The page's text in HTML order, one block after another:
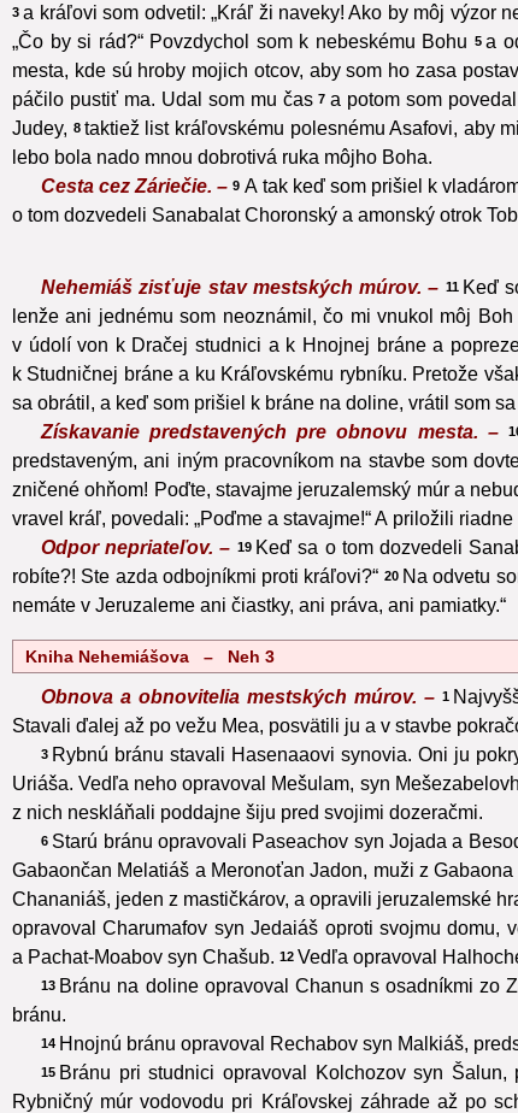
3 a kráľovi som odvetil: „Kráľ ži naveky! Ako by môj výzor
„Čo by si rád?“ Povzdychol som k nebeskému Bohu 5 a
mesta, kde sú hroby mojich otcov, aby som ho zasa
páčilo pustiť ma. Udal som mu čas 7 a potom som
Judey, 8 taktiež list kráľovskému polesnému Asafovi, aby
lebo bola nado mnou dobrotivá ruka môjho Boha.
Cesta cez Záriečie. –9 A tak keď som prišiel k
o tom dozvedeli Sanabalat Choronský a amonský otrok
Nehemiáš zisťuje stav mestských múrov. – 11 Keď
lenže ani jednému som neoznámil, čo mi vnukol môj
v údolí von k Dračej studnici a k Hnojnej bráne a
k Studničnej bráne a ku Kráľovskému rybníku. Pretože
sa obrátil, a keď som prišiel k bráne na doline, vrátil som sa
Získavanie predstavených pre obnovu mesta. –
predstaveným, ani iným pracovníkom na stavbe som
zničené ohňom! Poďte, stavajme jeruzalemský múr a
vravel kráľ, povedali: „Poďme a stavajme!“ A priložili
Odpor nepriateľov. – 19 Keď sa o tom dozvedeli
robíte?! Ste azda odbojníkmi proti kráľovi?“ 20 Na odvetu
nemáte v Jeruzaleme ani čiastky, ani práva, ani pamiatky.“
Kniha Nehemiášova – Neh 3
Obnova a obnovitelia mestských múrov. – 1
Stavali ďalej až po vežu Mea, posvätili ju a v stavbe
3 Rybnú bránu stavali Hasenaaovi synovia. Oni ju
Uriáša. Vedľa neho opravoval Mešulam, syn
z nich neskláňali poddajne šiju pred svojimi dozeračmi.
6 Starú bránu opravovali Paseachov syn Jojada a
Gabaončan Melatiáš a Meronoťan Jadon, muži z
Chananiáš, jeden z mastičkárov, a opravili jeruzalemské
opravoval Charumafov syn Jedaiáš oproti svojmu domu,
a Pachat-Moabov syn Chašub. 12 Vedľa opravoval
13 Bránu na doline opravoval Chanun s osadníkmi zo
bránu.
14 Hnojnú bránu opravoval Rechabov syn Malkiáš,
15 Bránu pri studnici opravoval Kolchozov syn
Rybničný múr vodovodu pri Kráľovskej záhrade až po